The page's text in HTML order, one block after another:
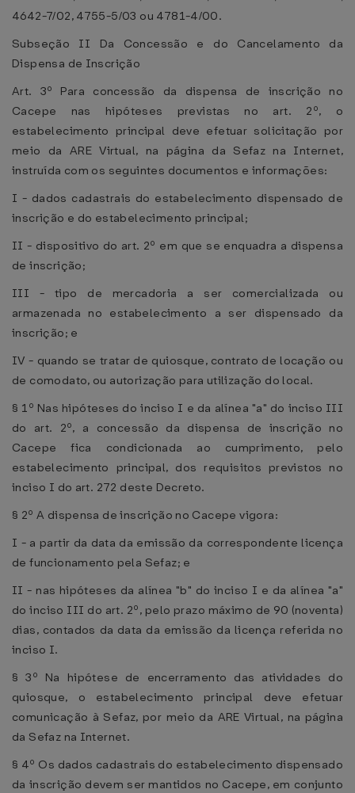
4642-7/02, 4755-5/03 ou 4781-4/00.
Subseção II Da Concessão e do Cancelamento da
Dispensa de Inscrição
Art. 3º Para concessão da dispensa de inscrição no
Cacepe nas hipóteses previstas no art. 2º, o
estabelecimento principal deve efetuar solicitação por
meio da ARE Virtual, na página da Sefaz na Internet,
instruída com os seguintes documentos e informações:
I - dados cadastrais do estabelecimento dispensado de
inscrição e do estabelecimento principal;
II - dispositivo do art. 2º em que se enquadra a dispensa
de inscrição;
III - tipo de mercadoria a ser comercializada ou
armazenada no estabelecimento a ser dispensado da
inscrição; e
IV - quando se tratar de quiosque, contrato de locação ou
de comodato, ou autorização para utilização do local.
§ 1º Nas hipóteses do inciso I e da alínea "a" do inciso III
do art. 2º, a concessão da dispensa de inscrição no
Cacepe fica condicionada ao cumprimento, pelo
estabelecimento principal, dos requisitos previstos no
inciso I do art. 272 deste Decreto.
§ 2º A dispensa de inscrição no Cacepe vigora:
I - a partir da data da emissão da correspondente licença
de funcionamento pela Sefaz; e
II - nas hipóteses da alínea "b" do inciso I e da alínea "a"
do inciso III do art. 2º, pelo prazo máximo de 90 (noventa)
dias, contados da data da emissão da licença referida no
inciso I.
§ 3º Na hipótese de encerramento das atividades do
quiosque, o estabelecimento principal deve efetuar
comunicação à Sefaz, por meio da ARE Virtual, na página
da Sefaz na Internet.
§ 4º Os dados cadastrais do estabelecimento dispensado
da inscrição devem ser mantidos no Cacepe, em conjunto